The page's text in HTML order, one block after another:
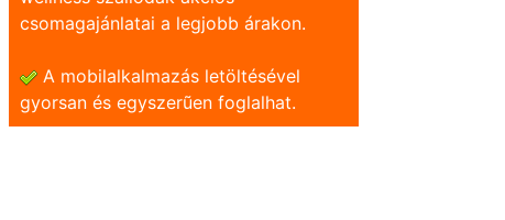
csomagajánlatai a legjobb árakon.
A mobilalkalmazás letöltésével
gyorsan és egyszerũen foglalhat.